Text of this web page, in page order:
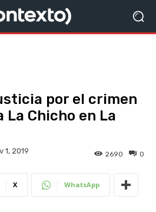
por el crimen
Chicho en La
1, 2019 0
2690
X WhatsApp